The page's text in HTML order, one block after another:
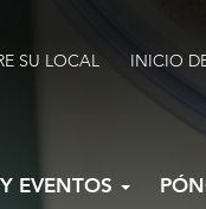
SU LOCAL INICIO
EVENTOS